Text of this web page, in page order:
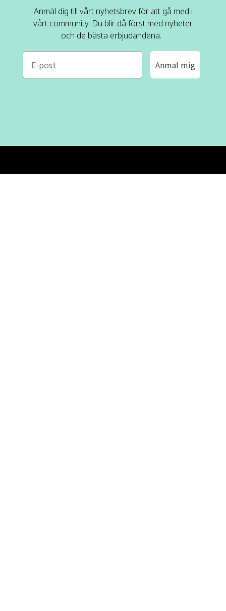
Anmäl dig till vårt nyhetsbrev för att gå med i
vårt community. Du blir då först med nyheter
och de bästa erbjudandena.
e-mail
Anmäl mig